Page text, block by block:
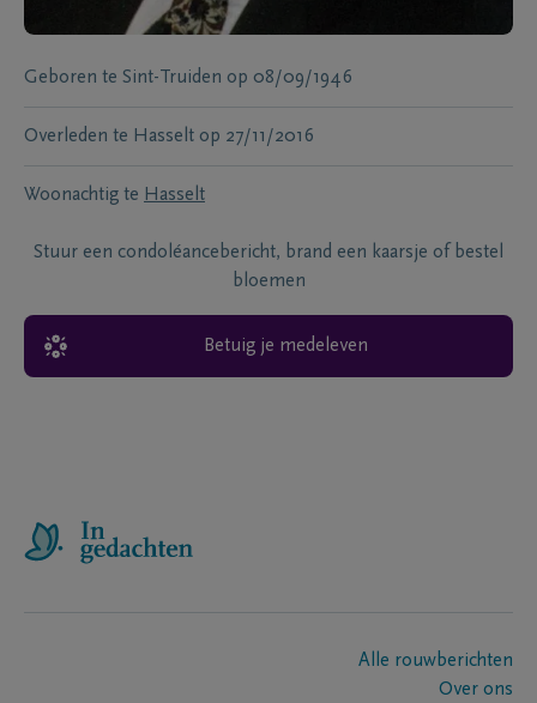
Geboren te Sint-Truiden op 08/09/1946
Overleden te Hasselt op 27/11/2016
Woonachtig te Hasselt
Stuur een condoléancebericht, brand een kaarsje of bestel
bloemen
Betuig je medeleven
Alle rouwberichten
Over ons